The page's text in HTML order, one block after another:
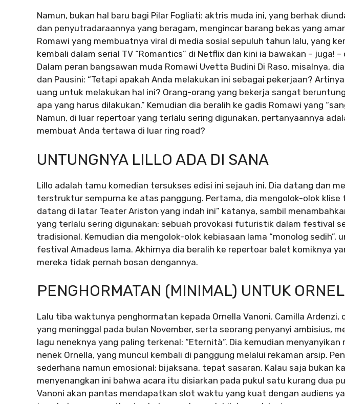
Namun, bukan hal baru bagi Pilar Fogliati: aktris muda ini, yang berhak
dan penyutradaraannya yang beragam, mengincar barang bekas yang
Romawi yang membuatnya viral di media sosial sepuluh tahun lalu, yang
kembali dalam serial TV “Romantics” di Netflix dan kini ia bawakan – juga!
Dalam peran bangsawan muda Romawi Uvetta Budini Di Raso, misalnya,
dan Pausini: “Tetapi apakah Anda melakukan ini sebagai pekerjaan?
uang untuk melakukan hal ini? Orang-orang yang bekerja sangat
apa yang harus dilakukan.” Kemudian dia beralih ke gadis Romawi yang
Namun, di luar repertoar yang terlalu sering digunakan, pertanyaannya
membuat Anda tertawa di luar ring road?
UNTUNGNYA LILLO ADA DI SANA
Lillo adalah tamu komedian tersukses edisi ini sejauh ini. Dia datang dan
terstruktur sempurna ke atas panggung. Pertama, dia mengolok-olok klise
datang di latar Teater Ariston yang indah ini” katanya, sambil
yang terlalu sering digunakan: sebuah provokasi futuristik dalam festival
tradisional. Kemudian dia mengolok-olok kebiasaan lama “monolog sedih”,
festival Amadeus lama. Akhirnya dia beralih ke repertoar balet komiknya
mereka tidak pernah bosan dengannya.
PENGHORMATAN (MINIMAL) UNTUK
Lalu tiba waktunya penghormatan kepada Ornella Vanoni. Camilla Ardenzi,
yang meninggal pada bulan November, serta seorang penyanyi ambisius,
lagu neneknya yang paling terkenal: “Eternità”. Dia kemudian
nenek Ornella, yang muncul kembali di panggung melalui rekaman arsip.
sederhana namun emosional: bijaksana, tepat sasaran. Kalau saja bukan
menyenangkan ini bahwa acara itu disiarkan pada pukul satu kurang dua
Vanoni akan pantas mendapatkan slot waktu yang kuat dengan audiens